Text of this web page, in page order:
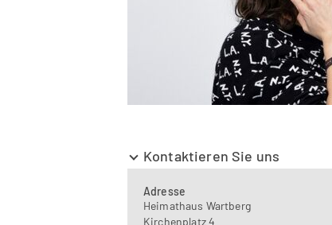
Kontaktieren Sie uns
Adresse
Heimathaus Wartberg
Kirchenplatz 4